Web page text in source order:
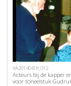
VA20140418_012
Acteurs bij de kapper
voor toneelstuk